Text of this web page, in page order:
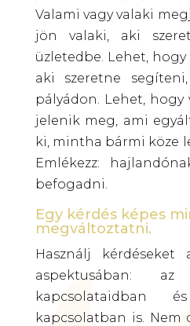
Valami vagy valaki
jön valaki, aki
üzletedbe. Lehet, hogy
aki szeretne
pályádon. Lehet,
jelenik meg, ami
ki, mintha bármi köze
Emlékezz:
befogadni.
Egy kérdés képes
megváltoztatni.
Használj
aspektusában:
kapcsolataidban
kapcsolatban is.